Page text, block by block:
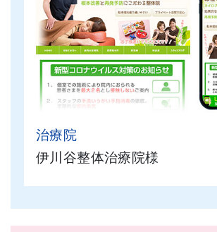
治療院
伊川谷整体治療院様